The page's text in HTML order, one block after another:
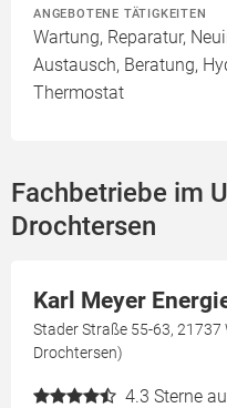
ANGEBOTENE TÄTIGKEITEN
Wartung, Reparatur,
Austausch, Beratung,
Thermostat
Fachbetriebe im
Drochtersen
Karl Meyer
Stader Straße 55-63,
Drochtersen)
4.3 Sterne